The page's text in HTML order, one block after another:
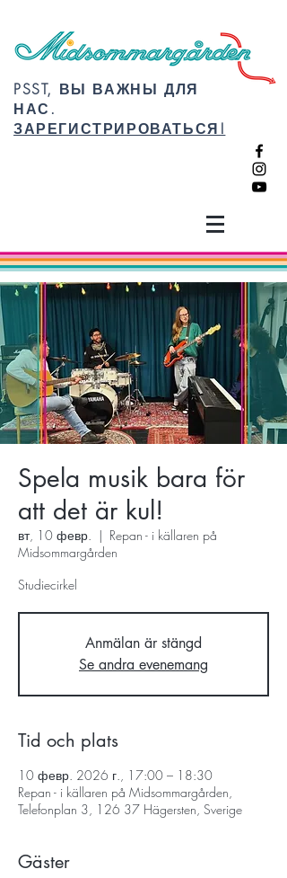
PSST, ВЫ ВАЖНЫ ДЛЯ
НАС.
ЗАРЕГИСТРИРОВАТЬСЯ!
Spela musik bara för
att det är kul!
вт, 10 февр.
  |
Repan - i källaren på
Midsommargården
Studiecirkel
Anmälan är stängd
Se andra evenemang
Tid och plats
10 февр. 2026 г., 17:00 – 18:30
Repan - i källaren på Midsommargården,
Telefonplan 3, 126 37 Hägersten, Sverige
Gäster